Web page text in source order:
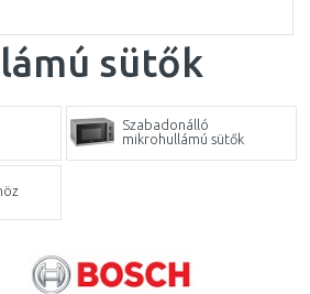
sütők
Szabadonálló
mikrohullámú sütők